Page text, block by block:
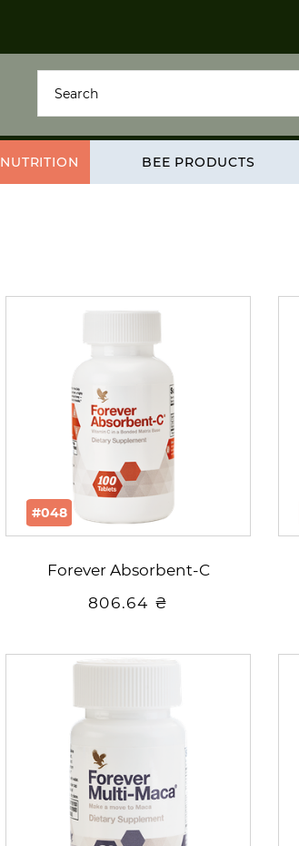
NUTRITION BEE PRODUCTS
#048
Forever Absorbent-C
806.64 ₴